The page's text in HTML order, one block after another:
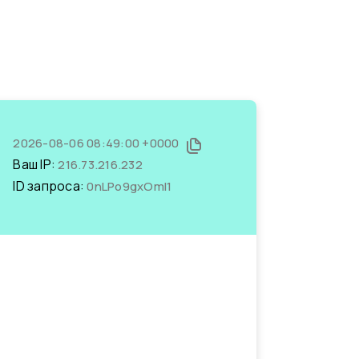
2026-08-06 08:49:00 +0000
Ваш IP:216.73.216.232
ID запроса:0nLPo9gxOmI1